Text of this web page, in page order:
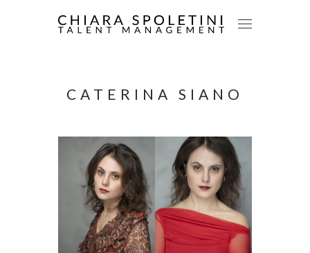
CATERINA SIANO